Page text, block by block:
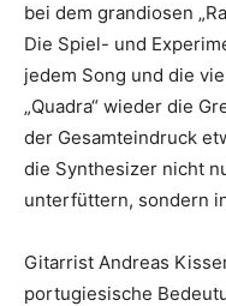
bei dem grandiosen
Die Spiel- und
jedem Song und die
„Quadra“ wieder die
der Gesamteindruck
die Synthesizer nicht
unterfüttern, sondern
Gitarrist Andreas
portugiesische